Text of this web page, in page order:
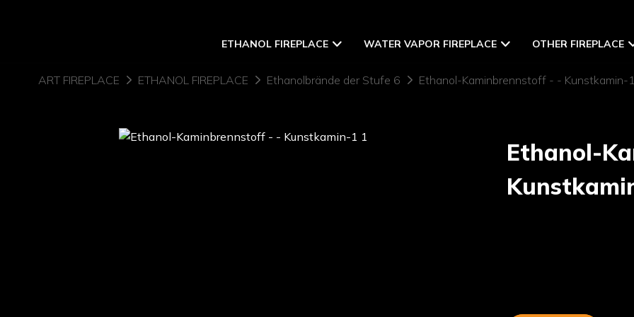
ETHANOL FIREPLACE WATER VAPOR FIREPLACE OTHER FIREPLACE
ART FIREPLACE ETHANOL FIREPLACE Ethanolbrände der Stufe 6 Ethanol-Kaminbrennstoff - - Kunstkamin-1
Ethanol-